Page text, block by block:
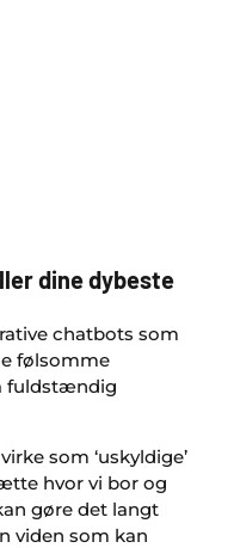
dine dybeste
chatbots som
følsomme
fuldstændig
som ‘uskyldige’
hvor vi bor og
gøre det langt
viden som kan